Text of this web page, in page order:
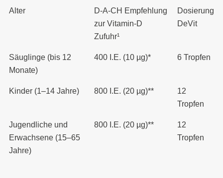
Alter
D-A-CH Empfehlung
zur Vitamin-D
Zufuhr¹
Dosierung
DeVit
Säuglinge (bis 12
Monate)
400 I.E. (10 µg)* 6 Tropfen
Kinder (1–14 Jahre) 800 I.E. (20 µg)**
12
Tropfen
Jugendliche und
Erwachsene (15–65
Jahre)
800 I.E. (20 µg)**
12
Tropfen